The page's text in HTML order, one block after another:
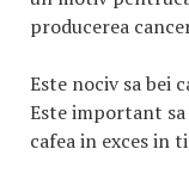
producerea
Este nociv sa bei
Este important
cafea in exces in